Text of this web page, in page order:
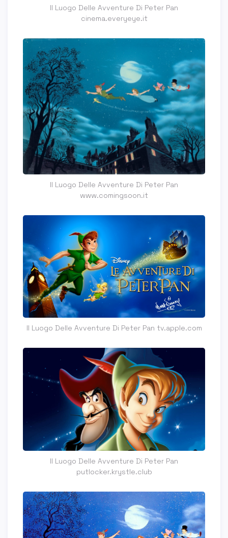
Il Luogo Delle Avventure Di Peter Pan
cinema.everyeye.it
Il Luogo Delle Avventure Di Peter Pan
www.comingsoon.it
Il Luogo Delle Avventure Di Peter Pan tv.apple.com
Il Luogo Delle Avventure Di Peter Pan
putlocker.krystle.club